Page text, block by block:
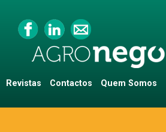
Revistas Contactos Quem Somos